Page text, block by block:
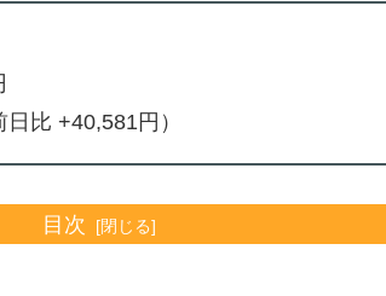
比 +40,581円）
目次